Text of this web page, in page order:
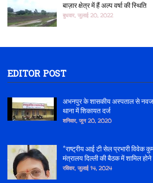
बाज़ार क्षेत्र में हैं अल्प वर्षा की स्थिति
बुधवार, जुलाई 20, 2022
EDITOR POST
अभनपुर के शासकीय अस्पताल से
थाना में शिकायत दर्ज
शनिवार, जून 20, 2020
*राष्ट्रीय आई टी सेल प्रभारी विवेक
मंत्रालय दिल्ली की बैठक में शामिल
रविवार, जुलाई 14, 2024